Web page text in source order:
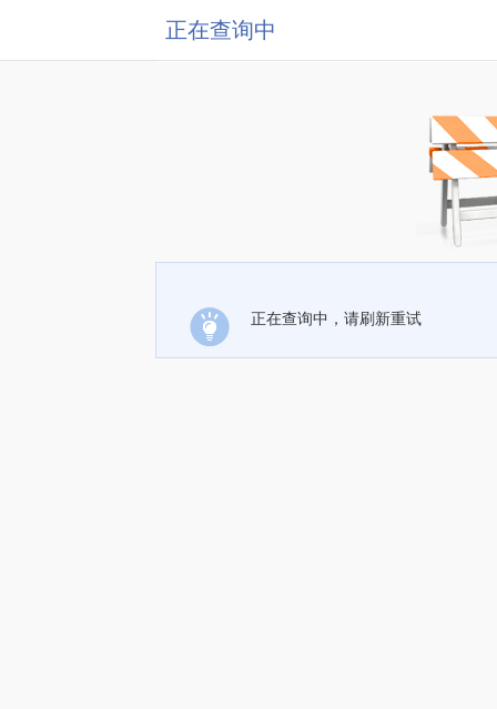
正在查询中
正在查询中，请刷新重试